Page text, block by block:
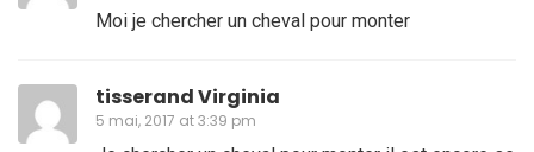
Moi je chercher un cheval pour monter
tisserand Virginia
5 mai, 2017 at 3:39 pm